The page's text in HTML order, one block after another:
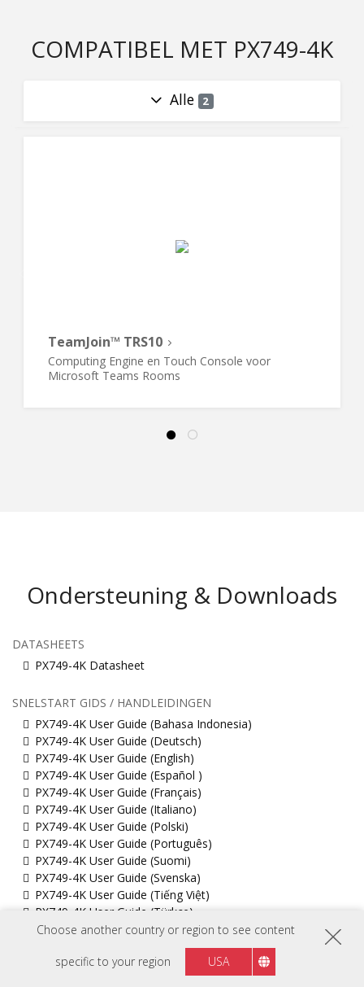
Choose another country or region to see content
specific to your region USA
COMPATIBEL MET PX749-4K
Alle 2
TeamJoin™ TRS10
Computing Engine en Touch Console voor
Microsoft Teams Rooms
Ondersteuning & Downloads
DATASHEETS
PX749-4K Datasheet
SNELSTART GIDS / HANDLEIDINGEN
PX749-4K User Guide (Bahasa Indonesia)
PX749-4K User Guide (Deutsch)
PX749-4K User Guide (English)
PX749-4K User Guide (Español )
PX749-4K User Guide (Français)
PX749-4K User Guide (Italiano)
PX749-4K User Guide (Polski)
PX749-4K User Guide (Português)
PX749-4K User Guide (Suomi)
PX749-4K User Guide (Svenska)
PX749-4K User Guide (Tiếng Việt)
PX749-4K User Guide (Türkçe)
PX749-4K User Guide (Česky)
PX749-4K User Guide (Русский)
PX749-4K User Guide (ภาษาไทย)
PX749-4K User Guide (日本語)